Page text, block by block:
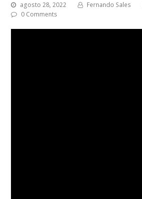
agosto 28, 2022 Fernando Sales
0 Comments